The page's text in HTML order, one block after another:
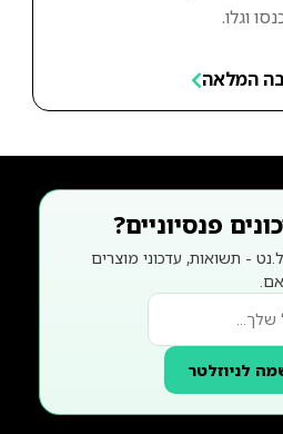
וגלו.
המלאה
פנסיוניים?
- תשואות, עדכוני מוצרים
לניוזלטר